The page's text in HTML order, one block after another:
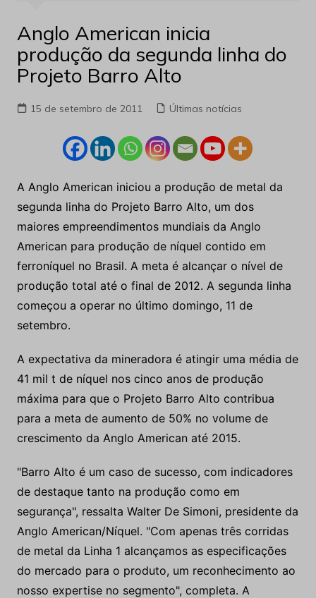
Anglo American inicia
produção da segunda linha do
Projeto Barro Alto
15 de setembro de 2011 Últimas notícias
A Anglo American iniciou a produção de metal da
segunda linha do Projeto Barro Alto, um dos
maiores empreendimentos mundiais da Anglo
American para produção de níquel contido em
ferroníquel no Brasil. A meta é alcançar o nível de
produção total até o final de 2012. A segunda linha
começou a operar no último domingo, 11 de
setembro.
A expectativa da mineradora é atingir uma média de
41 mil t de níquel nos cinco anos de produção
máxima para que o Projeto Barro Alto contribua
para a meta de aumento de 50% no volume de
crescimento da Anglo American até 2015.
"Barro Alto é um caso de sucesso, com indicadores
de destaque tanto na produção como em
segurança", ressalta Walter De Simoni, presidente da
Anglo American/Níquel. "Com apenas três corridas
de metal da Linha 1 alcançamos as especificações
do mercado para o produto, um reconhecimento ao
nosso expertise no segmento", completa. A